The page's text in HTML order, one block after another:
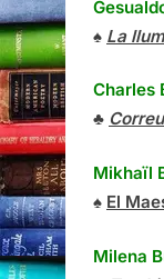
♠ La
Charles
♣
Mikhaïl
♠ El
Milena